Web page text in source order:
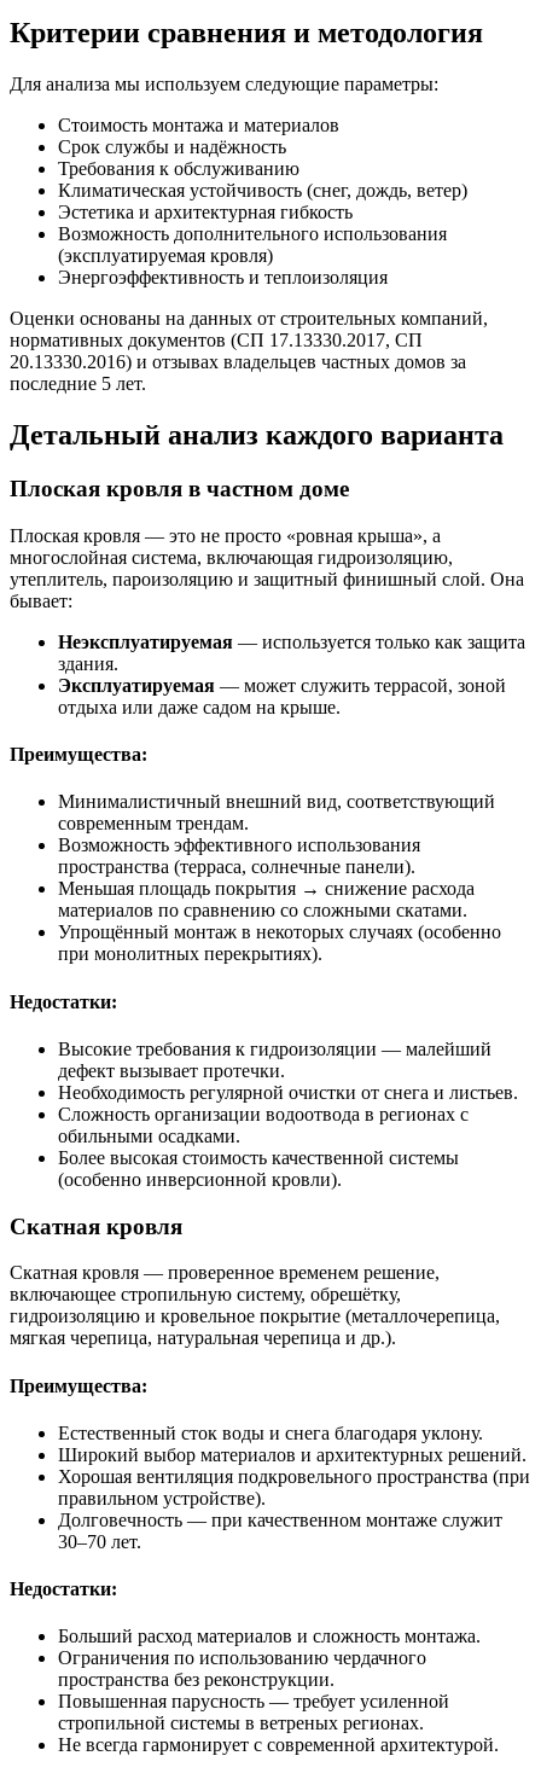
Критерии сравнения и методология
Для анализа мы используем следующие параметры:
Стоимость монтажа и материалов
Срок службы и надёжность
Требования к обслуживанию
Климатическая устойчивость (снег, дождь, ветер)
Эстетика и архитектурная гибкость
Возможность дополнительного использования
(эксплуатируемая кровля)
Энергоэффективность и теплоизоляция
Оценки основаны на данных от строительных компаний,
нормативных документов (СП 17.13330.2017, СП
20.13330.2016) и отзывах владельцев частных домов за
последние 5 лет.
Детальный анализ каждого варианта
Плоская кровля в частном доме
Плоская кровля — это не просто «ровная крыша», а
многослойная система, включающая гидроизоляцию,
утеплитель, пароизоляцию и защитный финишный слой. Она
бывает:
Неэксплуатируемая — используется только как защита
здания.
Эксплуатируемая — может служить террасой, зоной
отдыха или даже садом на крыше.
Преимущества:
Минималистичный внешний вид, соответствующий
современным трендам.
Возможность эффективного использования
пространства (терраса, солнечные панели).
Меньшая площадь покрытия → снижение расхода
материалов по сравнению со сложными скатами.
Упрощённый монтаж в некоторых случаях (особенно
при монолитных перекрытиях).
Недостатки:
Высокие требования к гидроизоляции — малейший
дефект вызывает протечки.
Необходимость регулярной очистки от снега и листьев.
Сложность организации водоотвода в регионах с
обильными осадками.
Более высокая стоимость качественной системы
(особенно инверсионной кровли).
Скатная кровля
Скатная кровля — проверенное временем решение,
включающее стропильную систему, обрешётку,
гидроизоляцию и кровельное покрытие (металлочерепица,
мягкая черепица, натуральная черепица и др.).
Преимущества:
Естественный сток воды и снега благодаря уклону.
Широкий выбор материалов и архитектурных решений.
Хорошая вентиляция подкровельного пространства (при
правильном устройстве).
Долговечность — при качественном монтаже служит
30–70 лет.
Недостатки:
Больший расход материалов и сложность монтажа.
Ограничения по использованию чердачного
пространства без реконструкции.
Повышенная парусность — требует усиленной
стропильной системы в ветреных регионах.
Не всегда гармонирует с современной архитектурой.